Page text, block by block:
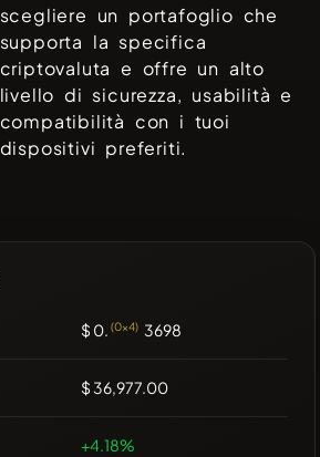
scegliere un portafoglio che
supporta la specifica
criptovaluta e offre un alto
livello di sicurezza, usabilità e
compatibilità con i tuoi
dispositivi preferiti.
$ 0. (0x4) 3698
$ 36,977.00
+4.18%